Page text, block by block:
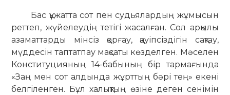
Бас құжатта сот пен судьялардың жұмысын
реттеп, жүйелеудің тетігі жасалған. Сол арқылы
азаматтарды мінсіз қорғау, қауіпсіздігін сақтау,
мүддесін таптатпау мақсаты көзделген. Мәселен
Конституцияның 14-бабының бір тармағында
«Заң мен сот алдында жұрттың бәрі тең» екені
белгіленген. Бұл халықтың өзіне деген сенімін